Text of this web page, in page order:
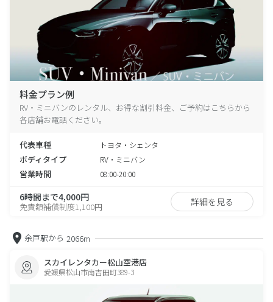
料金プラン例
RV・ミニバンのレンタル、お得な割引料金、ご予約はこちらから
各店舗お電話ください。
代表車種 トヨタ・シェンタ
ボディタイプ RV・ミニバン
営業時間 08:00-20:00
6時間まで4,000円
免責額補償制度1,100円 詳細を見る
余戸駅から 2066m
スカイレンタカー松山空港店
愛媛県松山市南吉田町389-3